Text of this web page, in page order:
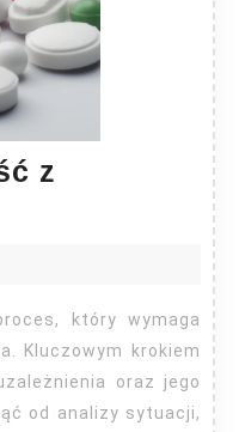
z
Kluczowym krokiem
oraz jego
od analizy sytuacji,